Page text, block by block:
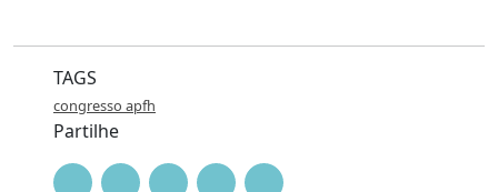
TAGS
congresso apfh
Partilhe